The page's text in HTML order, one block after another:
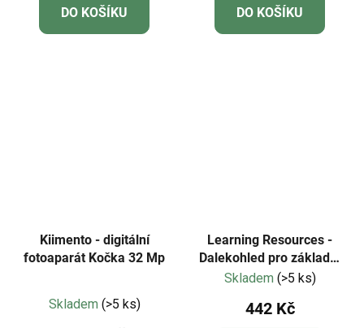
DO KOŠÍKU DO KOŠÍKU
Kiimento - digitální
fotoaparát Kočka 32 Mp
hodnocení
Skladem (>5 ks)
Learning Resources -
Dalekohled pro základní
vědy
Skladem (>5 ks)
442 Kč